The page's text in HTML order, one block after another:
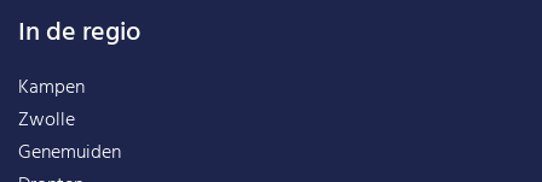
In de regio
Kampen
Zwolle
Genemuiden